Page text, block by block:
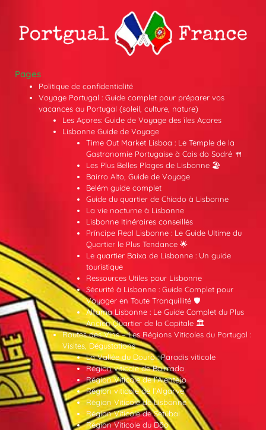
Pages
Politique de confidentialité
Voyage Portugal : Guide complet pour préparer vos
vacances au Portugal (soleil, culture, nature)
Les Açores: Guide de Voyage des îles Açores
Lisbonne Guide de Voyage
Time Out Market Lisboa : Le Temple de la
Gastronomie Portugaise à Cais do Sodré 🍴
Les Plus Belles Plages de Lisbonne 🏖️
Bairro Alto, Guide de Voyage
Belém guide complet
Guide du quartier de Chiado à Lisbonne
La vie nocturne à Lisbonne
Lisbonne Itinéraires conseillés
Príncipe Real Lisbonne : Le Guide Ultime du
Quartier le Plus Tendance 🌟
Le quartier Baixa de Lisbonne : Un guide
touristique
Ressources Utiles pour Lisbonne
Sécurité à Lisbonne : Guide Complet pour
Voyager en Toute Tranquillité 🛡️
Alfama Lisbonne : Le Guide Complet du Plus
Ancien Quartier de la Capitale 🏛️
Routes des Vins – Les Régions Viticoles du Portugal :
Visites, Dégustations
La Vallée du Douro : Paradis viticole
Région viticole de Bairrada
Région Viticole de l’Alentejo
Région viticole de l’Algarve
Région Viticole de Lisbonne
Région Viticole de Setúbal
Région Viticole du Dão